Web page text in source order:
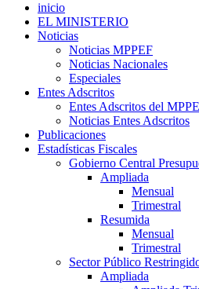
inicio
EL MINISTERIO
Noticias
Noticias MPPEF
Noticias Nacionales
Especiales
Entes Adscritos
Entes Adscritos del
Noticias Entes Adscritos
Publicaciones
Estadísticas Fiscales
Gobierno Central
Ampliada
Mensual
Trimestral
Resumida
Mensual
Trimestral
Sector Público
Ampliada